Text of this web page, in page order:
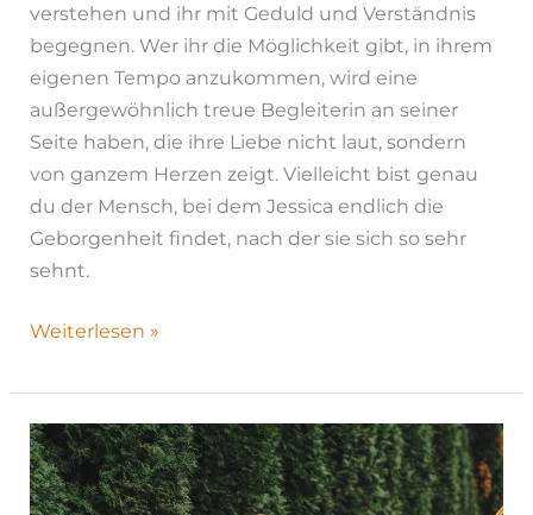
verstehen und ihr mit Geduld und Verständnis
begegnen. Wer ihr die Möglichkeit gibt, in ihrem
eigenen Tempo anzukommen, wird eine
außergewöhnlich treue Begleiterin an seiner
Seite haben, die ihre Liebe nicht laut, sondern
von ganzem Herzen zeigt. Vielleicht bist genau
du der Mensch, bei dem Jessica endlich die
Geborgenheit findet, nach der sie sich so sehr
sehnt.
Weiterlesen »
Jerry|
H26-
1183